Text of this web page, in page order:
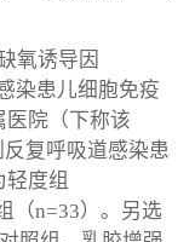
氧诱导因
染患儿细胞免疫
医院（下称该
复呼吸道感染患
度组
（n=33）。另选